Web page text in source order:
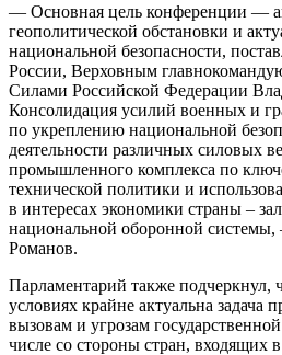
— Основная цель конференции —
геополитической обстановки и
национальной безопасности,
России, Верховным
Силами Российской Федерации
Консолидация усилий военных и
по укреплению национальной
деятельности различных силовых
промышленного комплекса по
технической политики и
в интересах экономики страны –
национальной оборонной
Романов.
Парламентарий также подчеркнул,
условиях крайне актуальна задача
вызовам и угрозам
числе со стороны стран,